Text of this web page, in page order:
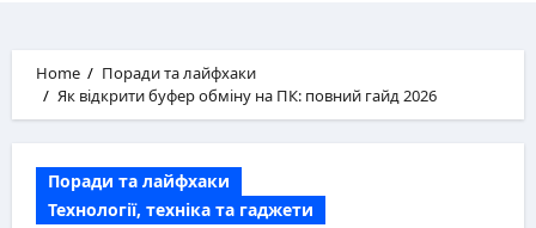
Home
Поради та лайфхаки
Як відкрити буфер обміну на ПК: повний гайд 2026
Поради та лайфхаки
Технології, техніка та гаджети